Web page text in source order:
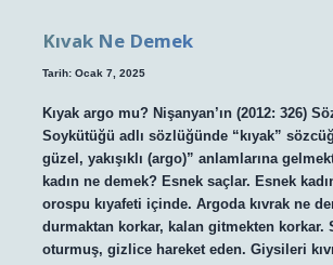
Kıvak Ne Demek
Tarih: Ocak 7, 2025
Kıyak argo mu? Nişanyan’ın (2012: 326)
Soykütüğü adlı sözlüğünde “kıyak”
güzel, yakışıklı (argo)” anlamlarına
kadın ne demek? Esnek saçlar. Esnek
orospu kıyafeti içinde. Argoda kıvrak ne
durmaktan korkar, kalan gitmekten korkar.
oturmuş, gizlice hareket eden. Giysileri